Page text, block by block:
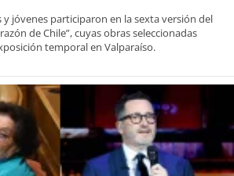
y jóvenes participaron en la sexta versión del
de Chile”, cuyas obras seleccionadas
temporal en Valparaíso.